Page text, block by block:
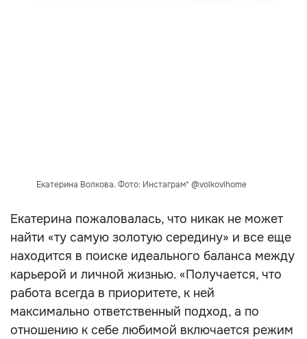
Екатерина Волкова. Фото: Инстаграм* @volkovihome
Екатерина пожаловалась, что никак не может
найти «ту самую золотую середину» и все еще
находится в поиске идеального баланса между
карьерой и личной жизнью. «Получается, что
работа всегда в приоритете, к ней
максимально ответственный подход, а по
отношению к себе любимой включается режим